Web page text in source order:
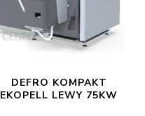
DEFRO KOMPAKT
EKOPELL LEWY 75KW